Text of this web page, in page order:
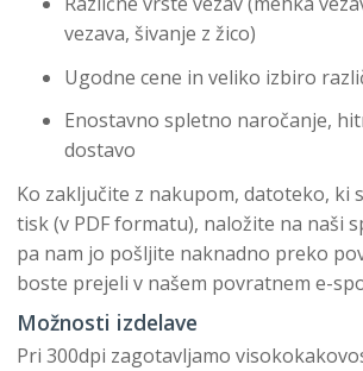
vezava, šivanje z žico)
Ugodne cene in veliko izbiro
Enostavno spletno naročanje,
dostavo
Ko zaključite z nakupom, datoteko, ki
tisk (v PDF formatu), naložite na naši
pa nam jo pošljite naknadno preko
boste prejeli v našem povratnem e-
Možnosti izdelave
Pri 300dpi zagotavljamo